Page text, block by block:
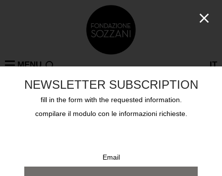
IT
MENU
RICHARD MISRACH
NEWSLETTER SUBSCRIPTION
fill in the form with the requested information.
compilare il modulo con le informazioni richieste.
Email